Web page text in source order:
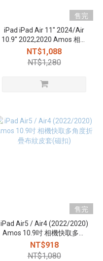
售完
iPad iPad Air 11" 2024/Air
10.9'' 2022,2020 Amos 相機
快取多角度折疊布紋皮套(磁
扣) - 雅痞灰
NT$1,088
NT$1,280
售完
iPad Air5 / Air4 (2022/2020)
Amos 10.9吋 相機快取多角
度折疊布紋皮套(磁扣)
NT$918
NT$1,080